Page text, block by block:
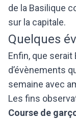
de la Basilique
sur la capitale.
Quelques
Enfin, que
d’évènements
semaine avec
Les fins
Course de